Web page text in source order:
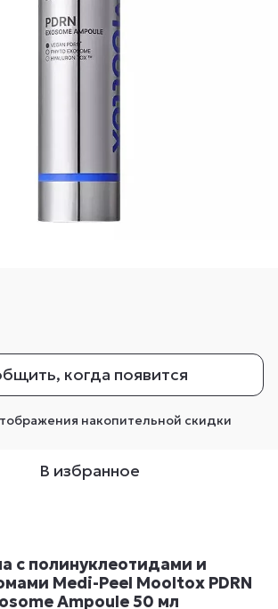
когда появится
накопительной скидки
В избранное
с полинуклеотидами и
Medi-Peel Mooltox PDRN
Ampoule 50 мл